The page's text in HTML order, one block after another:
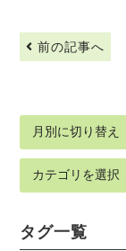
前の記事へ
タグ一覧